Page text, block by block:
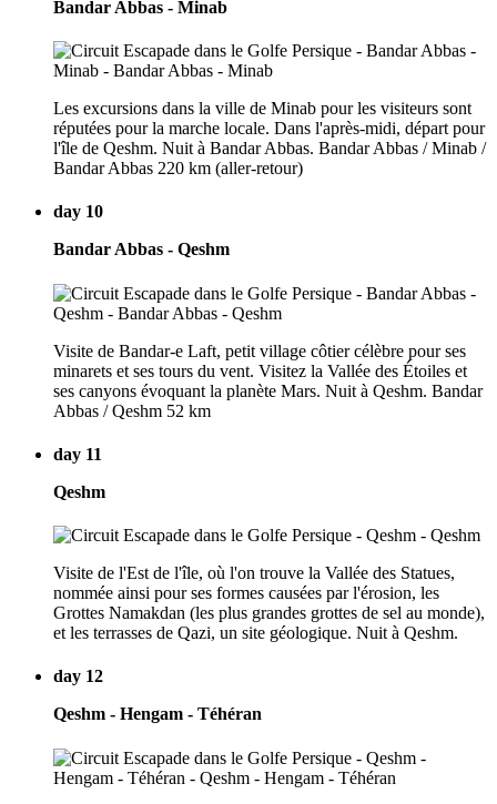
Bandar Abbas - Minab
Les excursions dans la ville de Minab pour les visiteurs sont
réputées pour la marche locale. Dans l'après-midi, départ pour
l'île de Qeshm. Nuit à Bandar Abbas. Bandar Abbas / Minab /
Bandar Abbas 220 km (aller-retour)
day 10
Bandar Abbas - Qeshm
Visite de Bandar-e Laft, petit village côtier célèbre pour ses
minarets et ses tours du vent. Visitez la Vallée des Étoiles et
ses canyons évoquant la planète Mars. Nuit à Qeshm. Bandar
Abbas / Qeshm 52 km
day 11
Qeshm
Visite de l'Est de l'île, où l'on trouve la Vallée des Statues,
nommée ainsi pour ses formes causées par l'érosion, les
Grottes Namakdan (les plus grandes grottes de sel au monde),
et les terrasses de Qazi, un site géologique. Nuit à Qeshm.
day 12
Qeshm - Hengam - Téhéran